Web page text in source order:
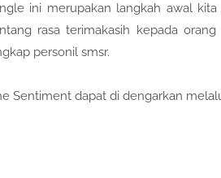
ini merupakan langkah awal
rasa terimakasih kepada
personil smsr.
Sentiment dapat di dengarkan